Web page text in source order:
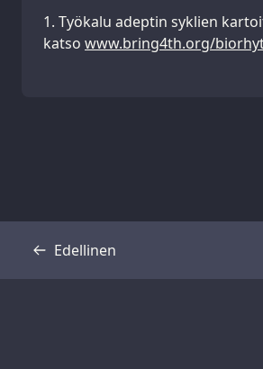
Työkalu adeptin syklien
katso www.bring4th.org/
Edellinen
Transkriptio